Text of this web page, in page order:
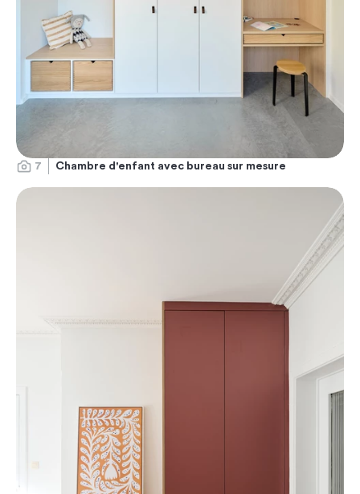
7 Chambre d'enfant avec bureau sur mesure